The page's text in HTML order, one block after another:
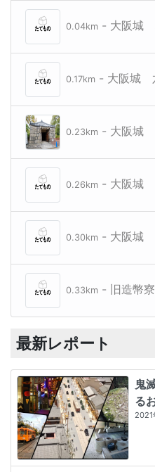
0.04km - 大阪城
0.17km - 大阪城
0.23km - 大阪城
0.26km - 大阪城
0.30km - 大阪城
0.33km - 旧造幣
最新レポート
鬼
る
2021